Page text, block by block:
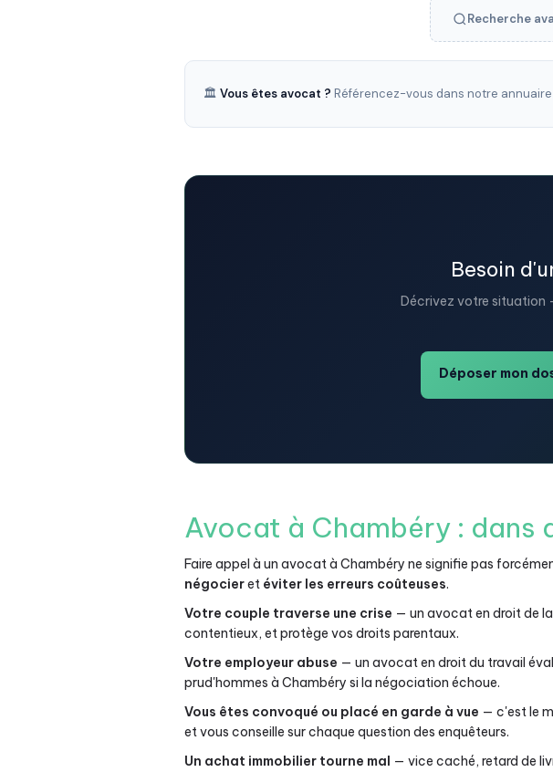
Recherche
🏛️ Vous êtes avocat ? Référencez-vous dans notre annuaire
Besoin
Décrivez votre situation
Déposer mon
Avocat à Chambéry : dans
Faire appel à un avocat à Chambéry ne signifie pas
négocieret éviter les erreurs coûteuses.
Votre couple traverse une crise — un avocat en droit de
contentieux, et protège vos droits parentaux.
Votre employeur abuse — un avocat en droit du travail
prud'hommes à Chambéry si la négociation échoue.
Vous êtes convoqué ou placé en garde à vue — c'est le
et vous conseille sur chaque question des enquêteurs.
Un achat immobilier tourne mal — vice caché, retard de